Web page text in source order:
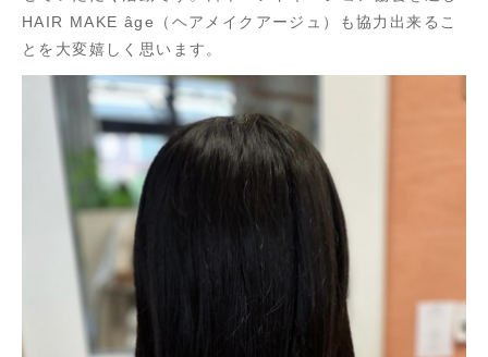
HAIR MAKE âge（ヘアメイクアージュ）も協力出来るこ
とを大変嬉しく思います。